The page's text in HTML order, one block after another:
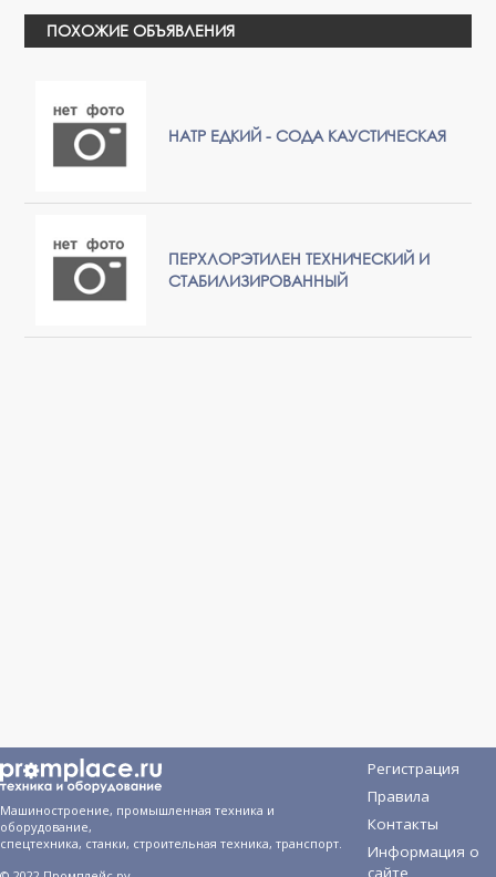
ПОХОЖИЕ ОБЪЯВЛЕНИЯ
НАТР ЕДКИЙ - СОДА КАУСТИЧЕСКАЯ
ПЕРХЛОРЭТИЛЕН ТЕХНИЧЕСКИЙ И
СТАБИЛИЗИРОВАННЫЙ
Машиностроение, промышленная техника и
оборудование,
спецтехника, станки, строительная техника, транспорт.
Регистрация
Правила
Контакты
Информация о
сайте